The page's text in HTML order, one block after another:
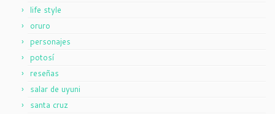
life style
oruro
personajes
potosí
reseñas
salar de uyuni
santa cruz